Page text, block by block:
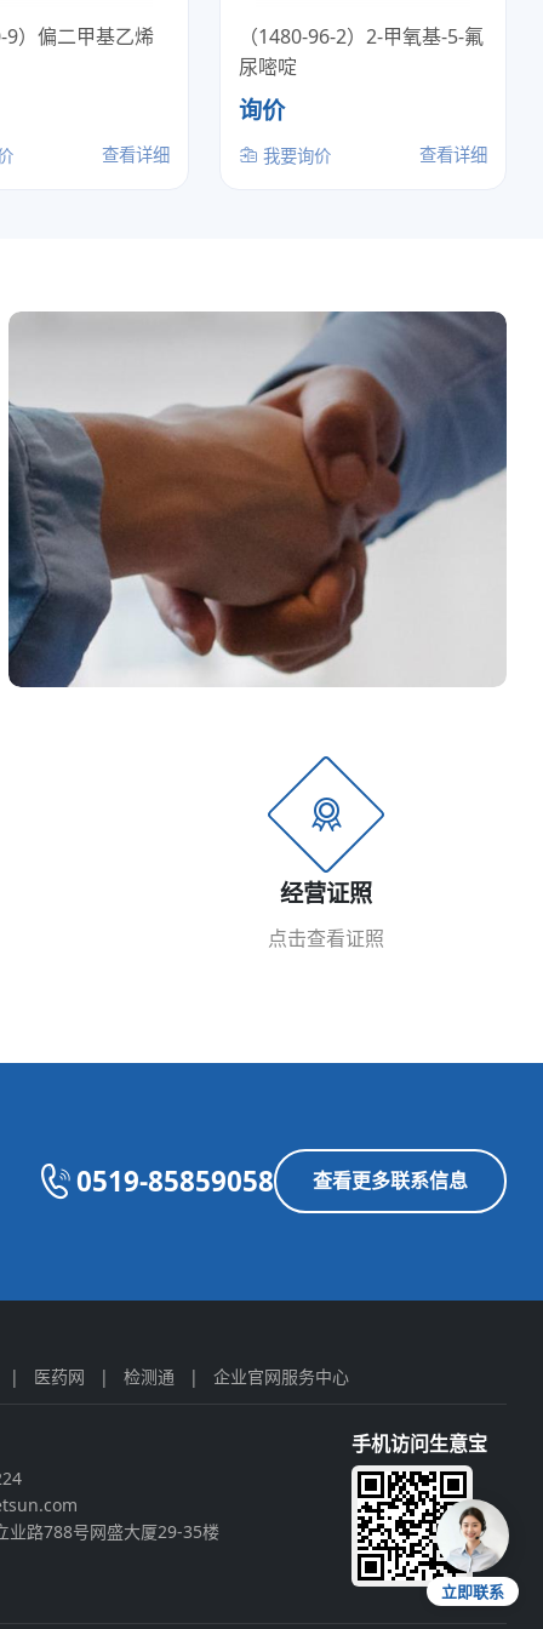
9）偏二甲基乙烯
查看详细
（1480-96-2）2-甲氧基-5-氟
尿嘧啶
询价
我要询价 查看详细
经营证照
点击查看证照
0519-85859058 查看更多联系信息
立即联系
| 医药网 | 检测通 | 企业官网服务中心
业路788号网盛大厦29-35楼
手机访问生意宝